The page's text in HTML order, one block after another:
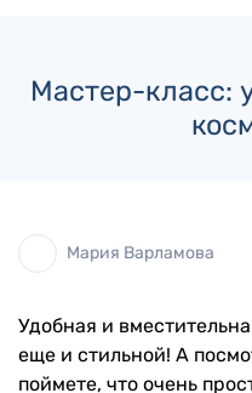
Мастер-класс:
Мария Варламова
Удобная и
еще и стильной! А
поймете, что очень